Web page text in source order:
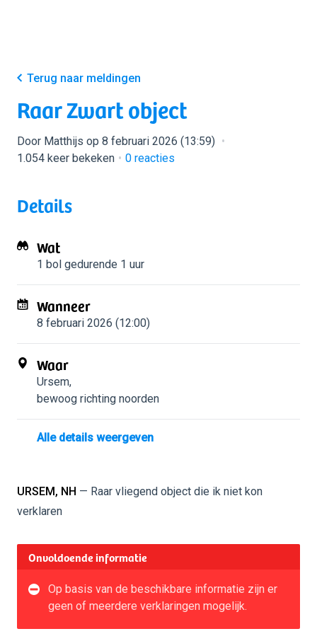
Terug naar meldingen
Raar Zwart object
Door Matthijs op 8 februari 2026 (13:59)
1.054 keer bekeken
0 reacties
Details
Wat
1 bol gedurende 1 uur
Wanneer
8 februari 2026 (12:00)
Waar
Ursem,
bewoog richting noorden
Alle details weergeven
URSEM, NH — Raar vliegend object die ik niet kon
verklaren
Onvoldoende informatie
Op basis van de beschikbare informatie zijn er
geen of meerdere verklaringen mogelijk.